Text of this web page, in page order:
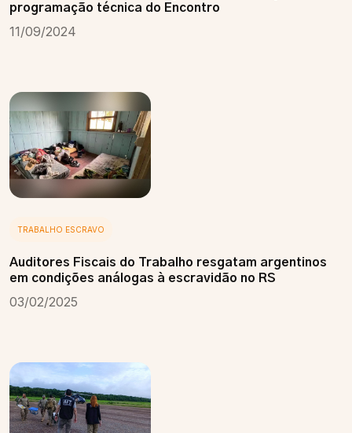
programação técnica do Encontro
11/09/2024
TRABALHO ESCRAVO
Auditores Fiscais do Trabalho resgatam argentinos
em condições análogas à escravidão no RS
03/02/2025